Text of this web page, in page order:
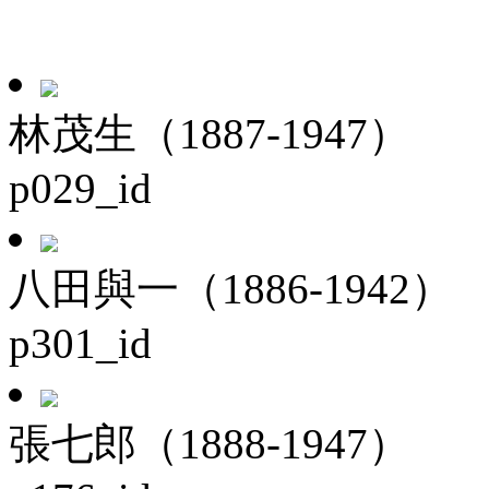
林茂生（1887-1947）
p029_id
八田與一（1886-1942）
p301_id
張七郎（1888-1947）